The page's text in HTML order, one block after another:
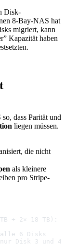
Disk-
8-Bay-NAS hat
migriert, kann
Kapazität haben
dass Parität und
liegen müssen.
die nicht
als kleinere
pro Stripe-
+ 2× 18 TB):
6 Disks
Disk 3 und 4